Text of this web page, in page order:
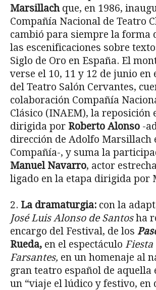
Marsillachque, en 1986,
Compañía Nacional de Teatro
cambió para siempre la forma
las escenificaciones sobre
Siglo de Oro en España. El
verse el 10, 11 y 12 de junio en
del Teatro Salón Cervantes,
colaboración Compañía
Clásico (INAEM), la reposición
dirigida por Roberto Alonso -
dirección de Adolfo Marsillach
Compañía-, y suma la
Manuel Navarro, actor
ligado en la etapa dirigida por
2. La dramaturgia: con la
José Luis Alonso de Santosha
encargo del Festival, de los
Rueda, en el espectáculo Fiesta
Farsantes, en un homenaje al
gran teatro español de aquella
un “viaje el lúdico y festivo, en